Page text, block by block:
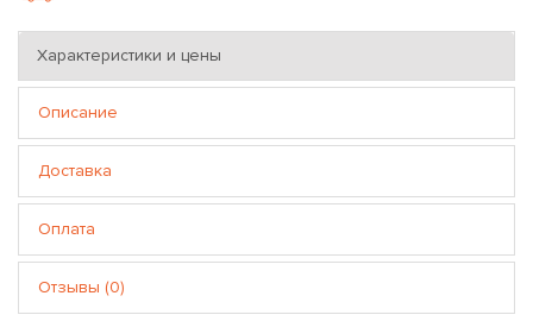
Характеристики и цены
Описание
Доставка
Оплата
Отзывы (0)